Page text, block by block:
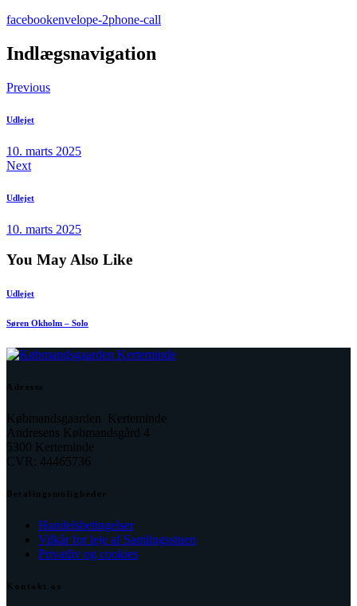
facebookenvelope-2phone-call
Indlægsnavigation
Previous
Udlejet
10. marts 2025
Next
Udlejet
10. marts 2025
You May Also Like
Udlejet
Søren Okholm – Solo
Adresse
Købmandsgaarden Kerteminde
Andresens Købmandsgård 4
5300 Kerteminde
CVR: 44465736
Betalingsmuligheder
Handelsbetingelser
Vilkår for leje af Samlingsstuen
Privatliv og cookies
Kontakt os